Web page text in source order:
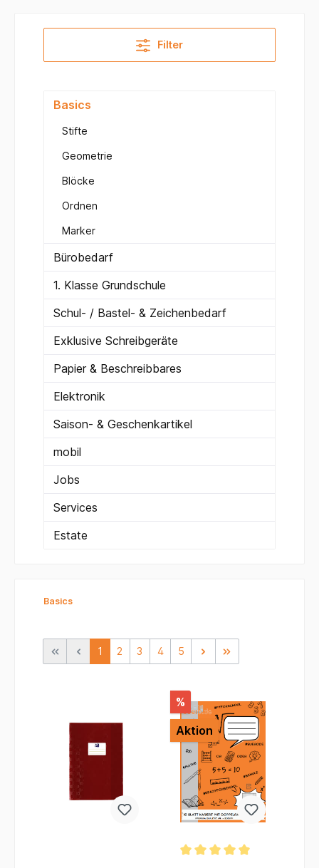
Filter
Basics
Stifte
Geometrie
Blöcke
Ordnen
Marker
Bürobedarf
1. Klasse Grundschule
Schul- / Bastel- & Zeichenbedarf
Exklusive Schreibgeräte
Papier & Beschreibbares
Elektronik
Saison- & Geschenkartikel
mobil
Jobs
Services
Estate
Basics
1 2 3 4 5
%
Aktion